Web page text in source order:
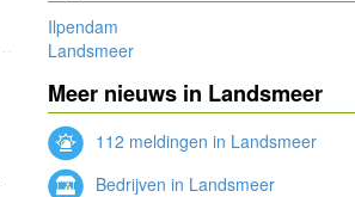
Ilpendam
Landsmeer
Meer nieuws in Landsmeer
112 meldingen in Landsmeer
Bedrijven in Landsmeer